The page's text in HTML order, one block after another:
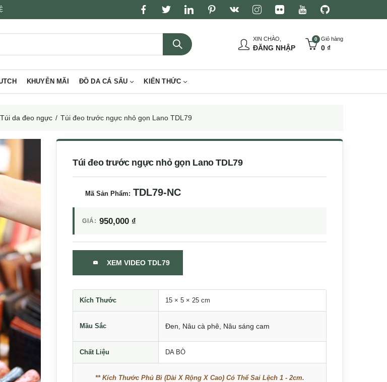
XIN CHÀO,
ĐĂNG NHẬP
0 Giỏ hàng
0 ₫
KHUYỄN MÃI ĐỒ DA CÁ SẤU KIẾN THỨC
Túi da đeo ngực Túi đeo trước ngực nhỏ gọn Lano TDL79
Túi đeo trước ngực nhỏ gọn Lano TDL79
Mã Sản Phẩm: TDL79-NC
GIÁ: 950,000 ₫
XEM VIDEO TDL79
Kích Thước 15 × 5 × 25 cm
Mầu Sắc Đen Nâu cà phê Nâu sáng cam
Chất Liệu DA BÒ
** Kích Thước Phủ Bì (Dài X Rộng X Cao) Có Thể Sai Lệch 1 - 2cm.